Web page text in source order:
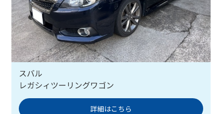
スバル
レガシィツーリングワゴン
詳細はこちら